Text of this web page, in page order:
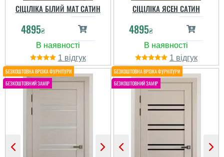
СІЦІЛІКА БІЛИЙ МАТ САТИН
4895₴
1
СІЦІЛІКА ЯСЕН САТИН
4895₴
1